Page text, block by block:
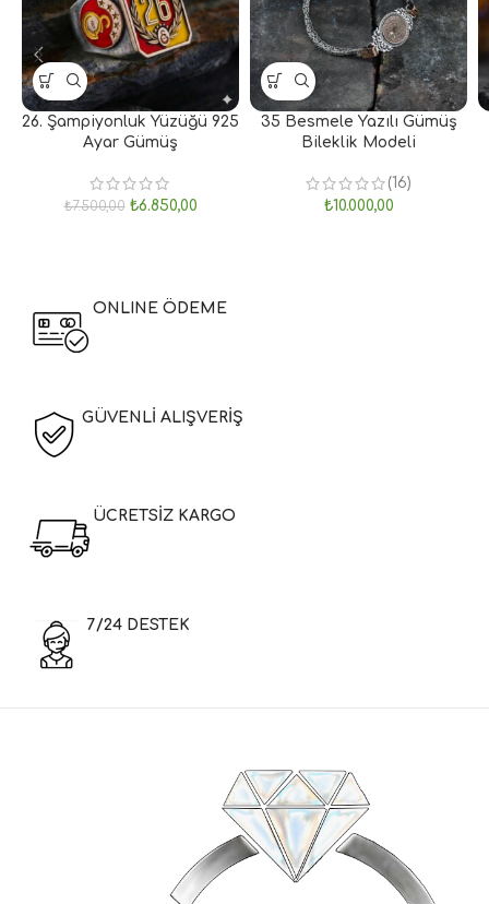
26. Şampiyonluk Yüzüğü 925
Ayar Gümüş
₺7.500,00 ₺6.850,00
35 Besmele Yazılı Gümüş
Bileklik Modeli
(16)
₺10.000,00
ONLINE ÖDEME
GÜVENLİ ALIŞVERİŞ
ÜCRETSİZ KARGO
7/24 DESTEK